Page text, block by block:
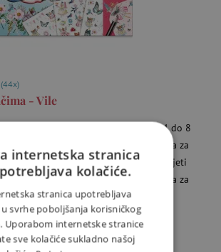
(44x)
- Vile
set s preslikama za djevojčice od 4 do 8
3 pozadinske slike i ukupno 90 slika za
prema svojoj mašti na pozadinu prenijeti
cvijeće. Originalna i kreativna zabava za
8 godina!
internetska stranica
kolačiće.
stranica upotrebljava
u svrhe poboljšanja korisničkog
Uporabom internetske stranice
sve kolačiće sukladno našoj